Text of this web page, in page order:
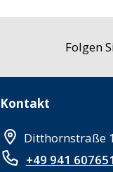
Folgen
Kontakt
Ditthornstraße
+49 941